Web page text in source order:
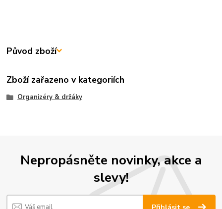
Původ zboží
Zboží zařazeno v kategoriích
Organizéry & držáky
Nepropásněte novinky, akce a
slevy!